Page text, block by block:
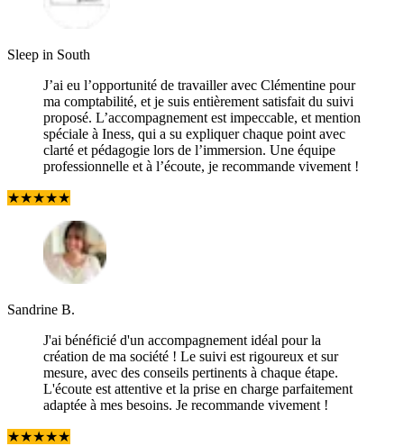
Sleep in South
J’ai eu l’opportunité de travailler avec Clémentine pour
ma comptabilité, et je suis entièrement satisfait du suivi
proposé. L’accompagnement est impeccable, et mention
spéciale à Iness, qui a su expliquer chaque point avec
clarté et pédagogie lors de l’immersion. Une équipe
professionnelle et à l’écoute, je recommande vivement !
★★★★★
Sandrine B.
J'ai bénéficié d'un accompagnement idéal pour la
création de ma société ! Le suivi est rigoureux et sur
mesure, avec des conseils pertinents à chaque étape.
L'écoute est attentive et la prise en charge parfaitement
adaptée à mes besoins. Je recommande vivement !
★★★★★